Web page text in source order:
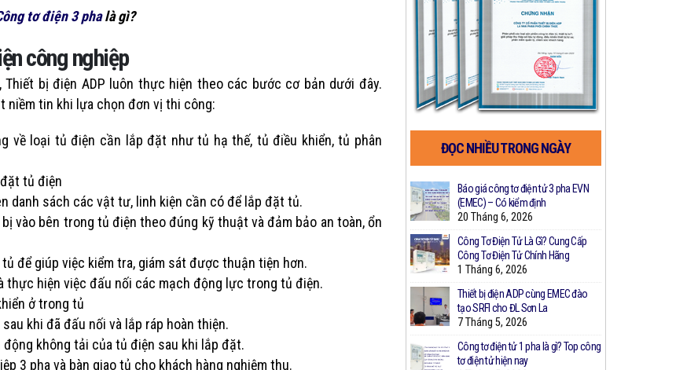
tơ điện 3 phalà gì?
công nghiệp
bị điện ADP luôn thực hiện theo các bước cơ bản dưới đây.
niềm tin khi lựa chọn đơn vị thi công:
về loại tủ điện cần lắp đặt như tủ hạ thế, tủ điều khiển, tủ phân
tủ điện
danh sách các vật tư, linh kiện cần có để lắp đặt tủ.
vào bên trong tủ điện theo đúng kỹ thuật và đảm bảo an toàn, ổn
để giúp việc kiểm tra, giám sát được thuận tiện hơn.
thực hiện việc đấu nối các mạch động lực trong tủ điện.
ở trong tủ
khi đã đấu nối và lắp ráp hoàn thiện.
không tải của tủ điện sau khi lắp đặt.
3 pha và bàn giao tủ cho khách hàng nghiệm thu.
ĐỌC NHIỀU TRONG NGÀY
Nhất
2 Tháng 3, 2026
nhà theo NĐ58 – NEXATUS
28 Tháng 2, 2026
Công Nghệ RF Mesh – Công Nghệ
Đo Xa Hỗ Trợ Thu Thập Số Điện
8 Tháng 2, 2026
Top 4 Thương Hiệu Công Tơ Điện Tử
Nên Dùng Nhất Hiện Nay
Đến Nhà Máy Sản Xuất Công Tơ Điện
Tử EMEC
13 Tháng 9, 2024
Quy Trình Kinh Doanh Bán Lẻ Điện: Từ
Đầu Vào Đến Đầu Ra
15 Tháng 8, 2024
14 Tháng 8, 2024
Báo giá công tơ điện tử 3 pha EVN
(EMEC) – Có kiểm định
20 Tháng 6, 2026
Công Tơ Điện Tử Là Gì? Cung Cấp
Công Tơ Điện Tử Chính Hãng
1 Tháng 6, 2026
Thiết bị điện ADP cùng EMEC đào
tạo SRFI cho ĐL Sơn La
7 Tháng 5, 2026
Công tơ điện tử 1 pha là gì? Top công
tơ điện tử hiện nay